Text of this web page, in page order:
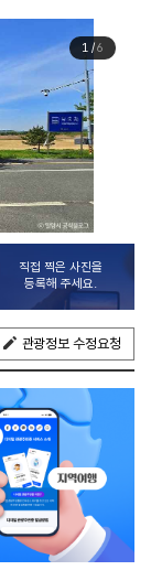
1/6
직접 찍은 사진을
등록해 주세요.
관광정보 수정요청